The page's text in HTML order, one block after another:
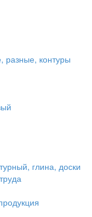
разные, контуры
глина, доски